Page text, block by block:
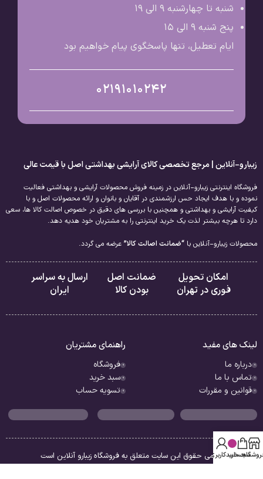
شنبه تا چهارشنبه 9 الی ۱۹
پنج شنبه 9 الی ۱۵
ایام تعطیل، تنها پاسخگوی پیام خواهیم بود
02191010242
زیبارو-آنلاین | مرجع تخصصی کالای آرایشی بهداشتی اصل با قیمت عالی
فروشگاه اینترنتی زیبارو-آنلاین در زمینه فروش محصولات آرایشی و بهداشتی فعالیت
نموده و با هدف ایجاد حس ارزشمندی در آقایان و بانوان و ارائه محصولات اصل و با
کیفیت آرایشی و بهداشتی و همچنین با بررسی های دقیق در خصوص اصالت کالا ها، سعی
دارد تا هرچه بیشتر لذت یک خرید اینترنتی را به مشتریان خود هدیه دهد.
محصولات زیبارو-آنلاین با “ضمانت اصالت کالا” عرضه می گردد.
امکان تحویل
فوری در تهران
ضمانت اصل
بودن کالا
ارسال به سراسر
ایران
لینک های مفید
درباره ما
تماس با ما
قوانین و مقررات
راهنمای مشتریان
فروشگاه
سبد خرید
تسویه حساب
تمامی حقوق این سایت متعلق به فروشگاه زیبارو آنلاین است سبد خرید
حساب کاربری من